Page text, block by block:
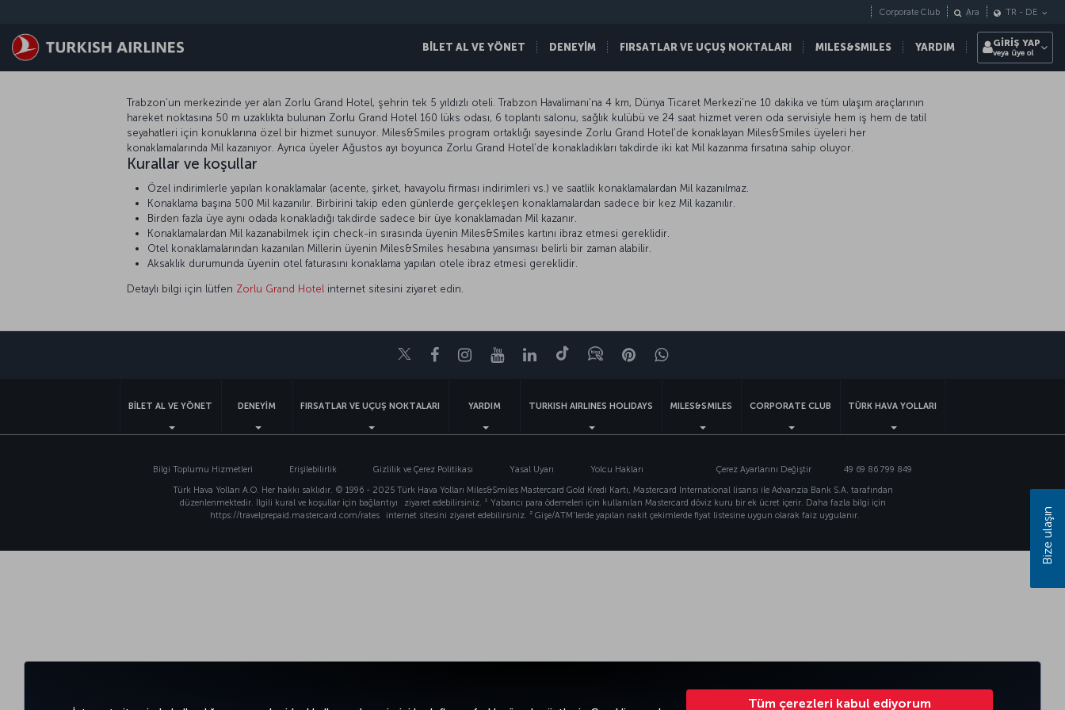
Tüm çerezleri kabul ediyorum
BİLET AL VE YÖNET DENEYİM FIRSATLAR VE UÇUŞ NOKTALARI MILES&SMILES YARDIM
Corporate Club Ara TR - DE
GİRİŞ YAP
veya üye ol
Trabzon’un merkezinde yer alan Zorlu Grand Hotel, şehrin tek 5 yıldızlı oteli. Trabzon Havalimanı’na 4 km, Dünya Ticaret Merkezi’ne 10 dakika ve tüm ulaşım araçlarının
hareket noktasına 50 m uzaklıkta bulunan Zorlu Grand Hotel 160 lüks odası, 6 toplantı salonu, sağlık kulübü ve 24 saat hizmet veren oda servisiyle hem iş hem de tatil
seyahatleri için konuklarına özel bir hizmet sunuyor. Miles&Smiles program ortaklığı sayesinde Zorlu Grand Hotel’de konaklayan Miles&Smiles üyeleri her
konaklamalarında Mil kazanıyor. Ayrıca üyeler Ağustos ayı boyunca Zorlu Grand Hotel’de konakladıkları takdirde iki kat Mil kazanma fırsatına sahip oluyor.
Kurallar ve koşullar
Özel indirimlerle yapılan konaklamalar (acente, şirket, havayolu firması indirimleri vs.) ve saatlik konaklamalardan Mil kazanılmaz.
Konaklama başına 500 Mil kazanılır. Birbirini takip eden günlerde gerçekleşen konaklamalardan sadece bir kez Mil kazanılır.
Birden fazla üye aynı odada konakladığı takdirde sadece bir üye konaklamadan Mil kazanır.
Konaklamalardan Mil kazanabilmek için check-in sırasında üyenin Miles&Smiles kartını ibraz etmesi gereklidir.
Otel konaklamalarından kazanılan Millerin üyenin Miles&Smiles hesabına yansıması belirli bir zaman alabilir.
Aksaklık durumunda üyenin otel faturasını konaklama yapılan otele ibraz etmesi gereklidir.
Detaylı bilgi için lütfen Zorlu Grand Hotel internet sitesini ziyaret edin.
TwitterFacebookInstagram
YoutubeLinkedIn
TiktokBlogPinterestWhatsapp
BİLET AL VE YÖNET DENEYİM FIRSATLAR VE UÇUŞ NOKTALARI YARDIM TURKISH AIRLINES HOLIDAYS MILES&SMILES CORPORATE CLUB TÜRK HAVA YOLLARI
Bilgi Toplumu Hizmetleri Erişilebilirlik Gizlilik ve Çerez Politikası Yasal Uyarı Yolcu Hakları Çerez Ayarlarını Değiştir
49 69 86 799 849
Türk Hava Yolları A.O. Her hakkı saklıdır. © 1996 - 2025 Türk Hava Yolları Miles&Smiles Mastercard Gold Kredi Kartı, Mastercard International lisansı ile Advanzia Bank S.A. tarafından
düzenlenmektedir. İlgili kural ve koşullar için bağlantıyı
ziyaret edebilirsiniz. ¹ Yabancı para ödemeleri için kullanılan Mastercard döviz kuru bir ek ücret içerir. Daha fazla bilgi için
https://travelprepaid.mastercard.com/rates
internet sitesini ziyaret edebilirsiniz. ² Gişe/ATM'lerde yapılan nakit çekimlerde fiyat listesine uygun olarak faiz uygulanır. Bize ulaşın